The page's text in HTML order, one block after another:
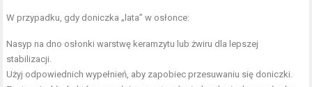
W przypadku, gdy doniczka „lata” w osłonce:
Nasyp na dno osłonki warstwę keramzytu lub żwiru dla lepszej
stabilizacji.
Użyj odpowiednich wypełnień, aby zapobiec przesuwaniu się doniczki.